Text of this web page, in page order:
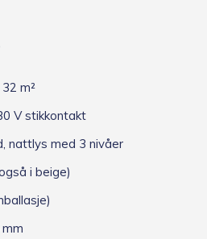
m²
V stikkontakt
nattlys med 3 nivåer
i beige)